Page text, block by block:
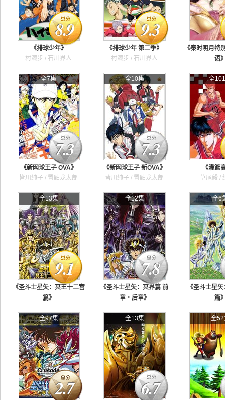
8.9
《排球少年》
村濑步 / 石川界人
9.3
《排球少年 第二季》
村濑步 / 石川界人
《秦时明月特
语
全7集
7.3
《新网球王子 OVA》
皆川纯子 / 置鲇龙太郎
全10集
7.3
《新网球王子 新OVA》
皆川纯子 / 置鲇龙太郎
全
《灌篮
草尾毅 /
全13集
9.1
《圣斗士星矢：冥王十二宫
篇》
全12集
7.8
《圣斗士星矢：冥界篇 前
章・后章》
全6
《圣斗士星
篇
全97集
2.7
全13集
6.7
全52